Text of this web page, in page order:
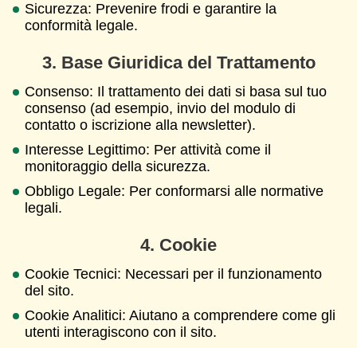
Sicurezza: Prevenire frodi e garantire la
conformità legale.
3. Base Giuridica del Trattamento
Consenso: Il trattamento dei dati si basa sul tuo
consenso (ad esempio, invio del modulo di
contatto o iscrizione alla newsletter).
Interesse Legittimo: Per attività come il
monitoraggio della sicurezza.
Obbligo Legale: Per conformarsi alle normative
legali.
4. Cookie
Cookie Tecnici: Necessari per il funzionamento
del sito.
Cookie Analitici: Aiutano a comprendere come gli
utenti interagiscono con il sito.